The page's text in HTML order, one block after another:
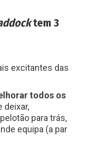
tem 3
excitantes das
todos os
deixar,
para trás,
equipa (a par